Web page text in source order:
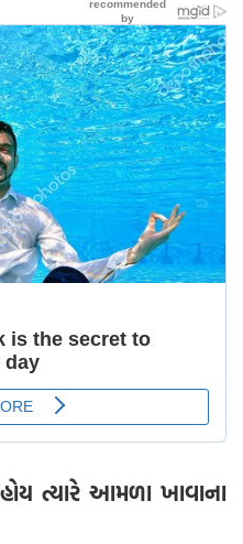
ત્યારે આમળા ખાવાના